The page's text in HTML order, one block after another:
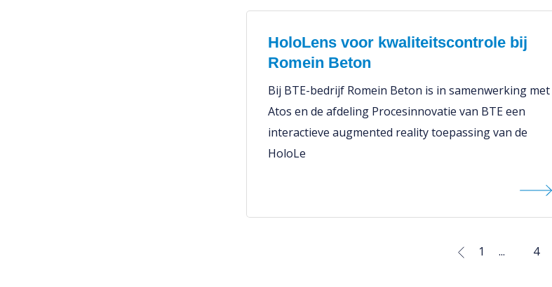
HoloLens voor kwaliteitscontrole bij
Romein Beton
Bij BTE-bedrijf Romein Beton is in samenwerking met
Atos en de afdeling Procesinnovatie van BTE een
interactieve augmented reality toepassing van de
HoloLe
1 ... 4